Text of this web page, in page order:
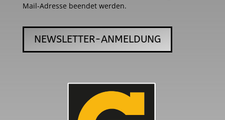
Mail-Adresse beendet werden.
NEWSLETTER-ANMELDUNG